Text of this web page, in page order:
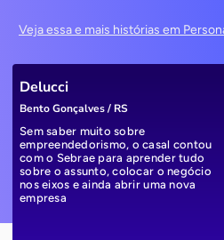
Veja essa e mais histórias em
Delucci
Bento Gonçalves / RS
Sem saber muito sobre
empreendedorismo, o casal contou
com o Sebrae para aprender tudo
sobre o assunto, colocar o negócio
nos eixos e ainda abrir uma nova
empresa